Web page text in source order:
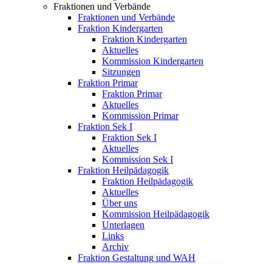
Fraktionen und Verbände
Fraktionen und Verbände
Fraktion Kindergarten
Fraktion Kindergarten
Aktuelles
Kommission Kindergarten
Sitzungen
Fraktion Primar
Fraktion Primar
Aktuelles
Kommission Primar
Fraktion Sek I
Fraktion Sek I
Aktuelles
Kommission Sek I
Fraktion Heilpädagogik
Fraktion Heilpädagogik
Aktuelles
Über uns
Kommission Heilpädagogik
Unterlagen
Links
Archiv
Fraktion Gestaltung und WAH